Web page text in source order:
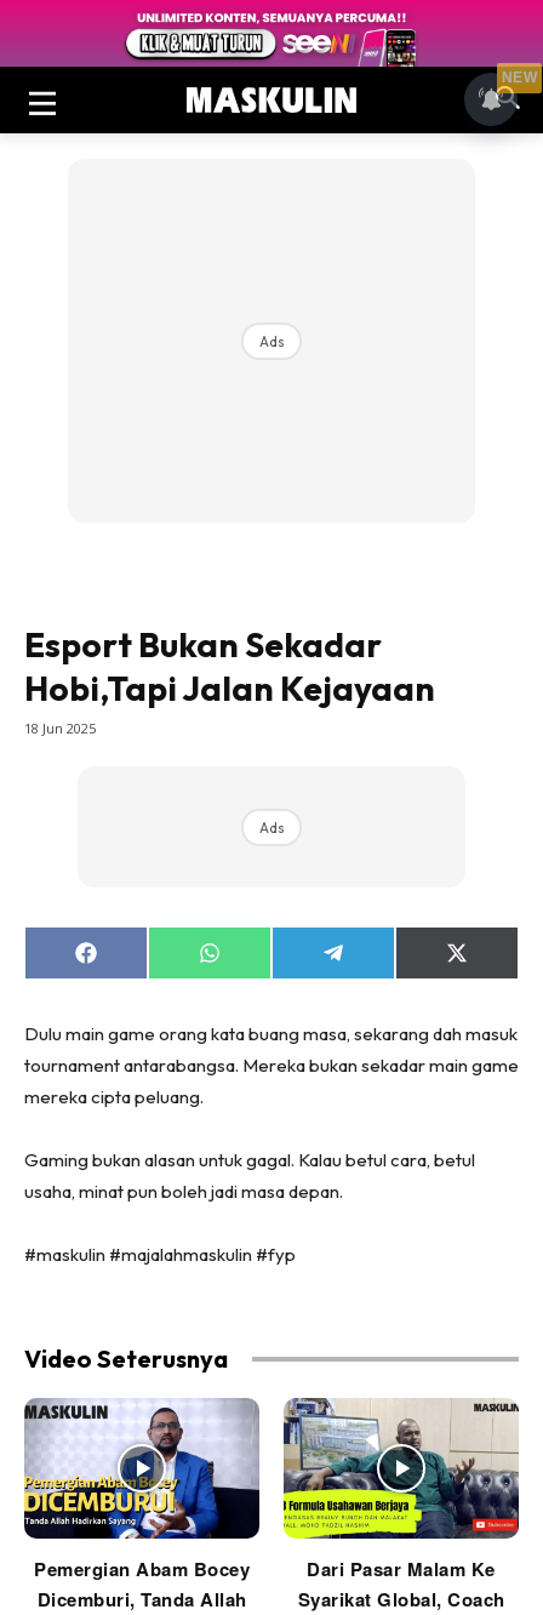
Ads
Esport Bukan Sekadar
Hobi,Tapi Jalan Kejayaan
18 Jun 2025
Ads
Share
on
Share
on
Share
on
Share
on
Dulu main game orang kata buang masa, sekarang dah masuk
tournament antarabangsa. Mereka bukan sekadar main game
mereka cipta peluang.
Gaming bukan alasan untuk gagal. Kalau betul cara, betul
usaha, minat pun boleh jadi masa depan.
#maskulin #majalahmaskulin #fyp
Video Seterusnya
Pemergian Abam Bocey
Dicemburi, Tanda Allah
Dari Pasar Malam Ke
Syarikat Global, Coach
NEW